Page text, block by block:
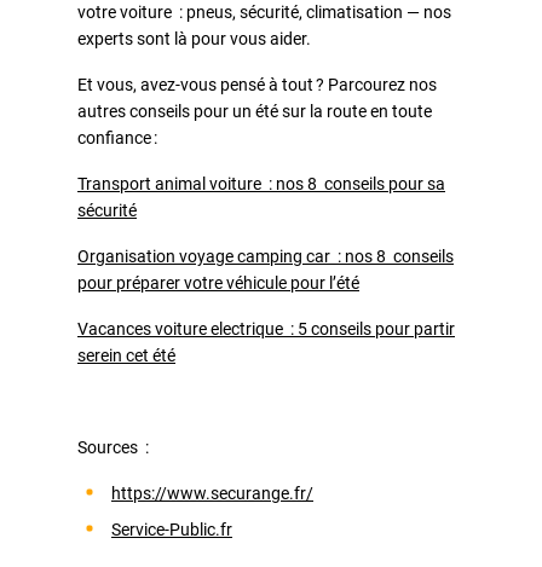
votre voiture : pneus, sécurité, climatisation — nos
experts sont là pour vous aider.
Et vous, avez-vous pensé à tout ? Parcourez nos
autres conseils pour un été sur la route en toute
confiance :
Transport animal voiture : nos 8 conseils pour sa
sécurité
Organisation voyage camping car : nos 8 conseils
pour préparer votre véhicule pour l’été
Vacances voiture electrique : 5 conseils pour partir
serein cet été
Sources :
https://www.securange.fr/
Service-Public.fr